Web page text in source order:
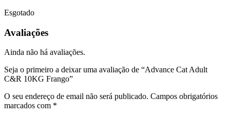
Esgotado
Avaliações
Ainda não há avaliações.
Seja o primeiro a deixar uma avaliação de “Advance Cat Adult
C&R 10KG Frango”
O seu endereço de email não será publicado. Campos obrigatórios
marcados com *